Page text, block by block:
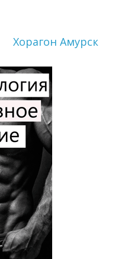
Хорагон Амурск